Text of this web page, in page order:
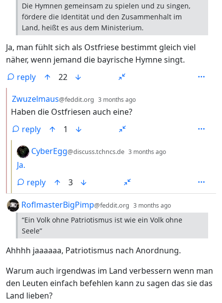
Die Hymnen gemeinsam zu spielen und zu singen,
fördere die Identität und den Zusammenhalt im
Land, heißt es aus dem Ministerium.
Ja, man fühlt sich als Ostfriese bestimmt gleich viel
näher, wenn jemand die bayrische Hymne singt.
reply
22
by
Zwuzelmaus@feddit.org 3 months ago
Haben die Ostfriesen auch eine?
reply
1
by
CyberEgg@discuss.tchncs.de 3 months ago
Ja.
reply
3
by
RoflmasterBigPimp@feddit.org 3 months ago
“Ein Volk ohne Patriotismus ist wie ein Volk ohne
Seele”
Ahhhh jaaaaaa, Patriotismus nach Anordnung.
Warum auch irgendwas im Land verbessern wenn man
den Leuten einfach befehlen kann zu sagen das sie das
Land lieben?